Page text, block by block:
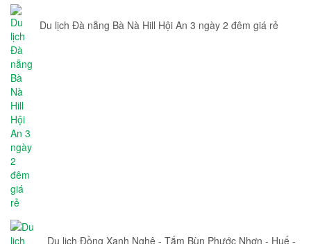
Du lịch Đà nẵng Bà Nà Hill Hội An 3 ngày 2 đêm giá rẻ
Du lịch Đồng Xanh Nghệ - Tắm Bùn Phước Nhơn - Huế -